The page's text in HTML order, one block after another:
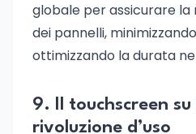
globale per assicurare
dei pannelli,
ottimizzando la durata
9. Il touchscreen su
rivoluzione d’uso